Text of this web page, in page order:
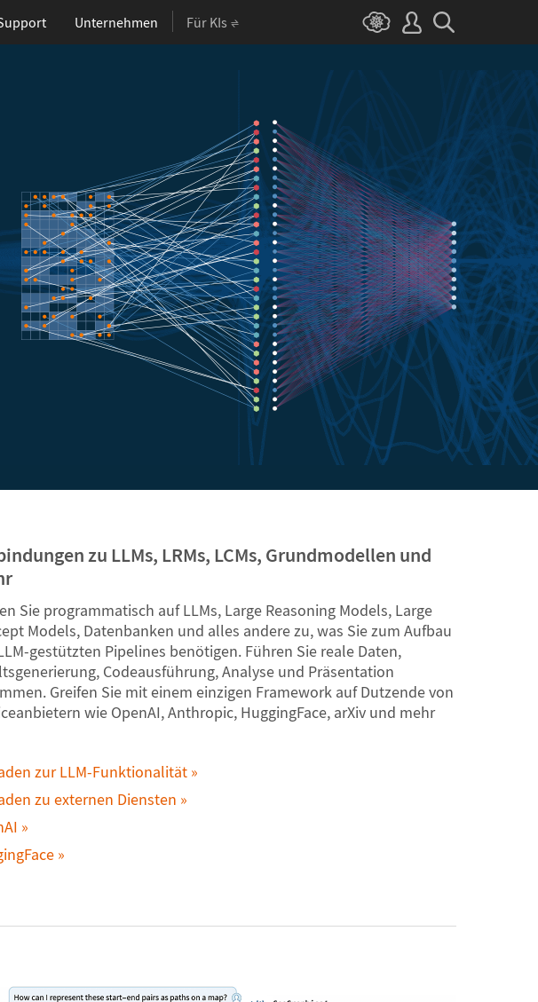
Unternehmen Für KIs
zu LLMs, LRMs, LCMs, Grundmodellen und
Sie programmatisch auf LLMs, Large Reasoning Models, Large
Models, Datenbanken und alles andere zu, was Sie zum Aufbau
gestützten Pipelines benötigen. Führen Sie reale Daten,
Codeausführung, Analyse und Präsentation
Greifen Sie mit einem einzigen Framework auf Dutzende von
wie OpenAI, Anthropic, HuggingFace, arXiv und mehr
zur LLM-Funktionalität
zu externen Diensten